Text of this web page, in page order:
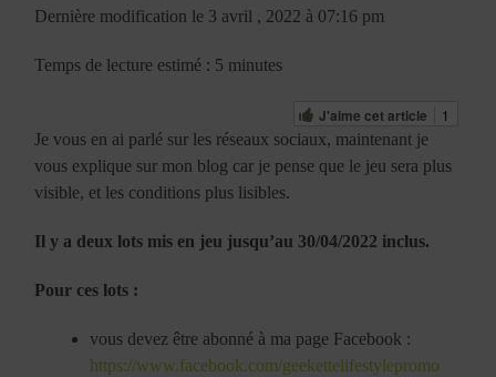
Dernière modification le 3 avril , 2022 à 07:16 pm
Temps de lecture estimé : 5 minutes
J'aime cet article
1
Je vous en ai parlé sur les réseaux sociaux, maintenant je
vous explique sur mon blog car je pense que le jeu sera plus
visible, et les conditions plus lisibles.
Il y a deux lots mis en jeu jusqu’au 30/04/2022 inclus.
Pour ces lots :
vous devez être abonné à ma page Facebook :
https://www.facebook.com/geekettelifestylepromo